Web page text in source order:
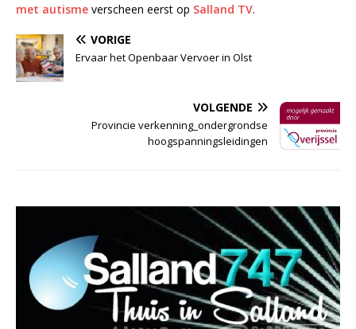
met autisme verscheen eerst op Salland TV.
VORIGE
Ervaar het Openbaar Vervoer in Olst
VOLGENDE
Provincie verkenning_ondergrondse
hoogspanningsleidingen